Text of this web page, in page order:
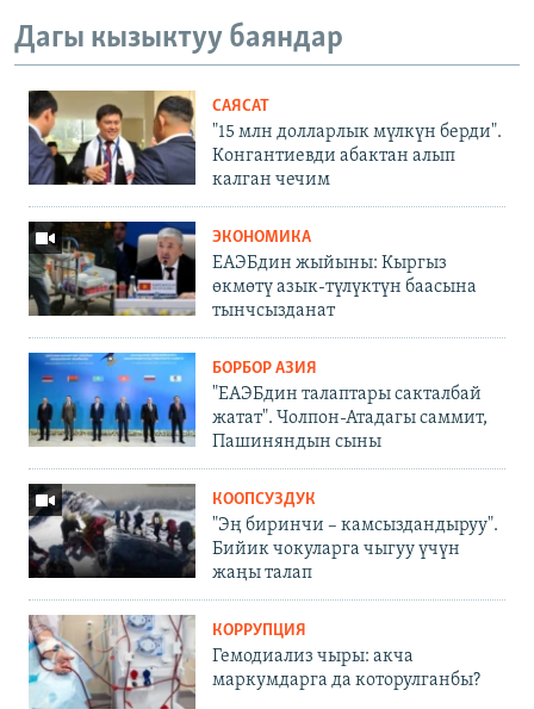
Дагы кызыктуу баяндар
САЯСАТ
"15 млн долларлык мүлкүн берди".
Конгантиевди абактан алып
калган чечим
ЭКОНОМИКА
ЕАЭБдин жыйыны: Кыргыз
өкмөтү азык-түлүктүн баасына
тынчсызданат
БОРБОР АЗИЯ
"ЕАЭБдин талаптары сакталбай
жатат". Чолпон-Атадагы саммит,
Пашиняндын сыны
КООПСУЗДУК
"Эң биринчи – камсыздандыруу".
Бийик чокуларга чыгуу үчүн
жаңы талап
КОРРУПЦИЯ
Гемодиализ чыры: акча
маркумдарга да которулганбы?